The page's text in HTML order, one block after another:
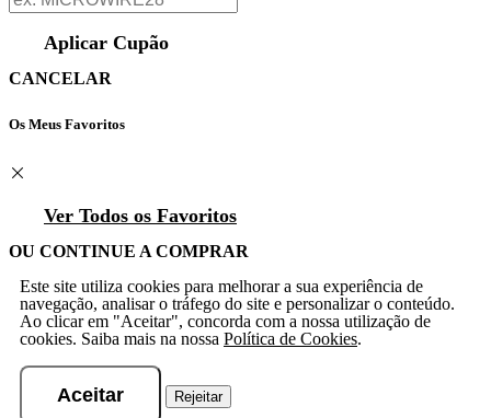
Aplicar Cupão
CANCELAR
Os Meus Favoritos
Ver Todos os Favoritos
OU CONTINUE A COMPRAR
Este site utiliza cookies para melhorar a sua experiência de
navegação, analisar o tráfego do site e personalizar o conteúdo.
Ao clicar em "Aceitar", concorda com a nossa utilização de
cookies. Saiba mais na nossa Política de Cookies.
Aceitar Rejeitar